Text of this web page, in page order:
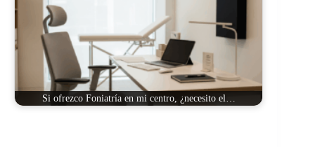
Si ofrezco Foniatría en mi centro, ¿necesito el…